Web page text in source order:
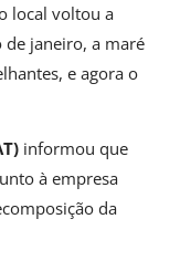
local voltou a
janeiro, a maré
e agora o
informou que
à empresa
da